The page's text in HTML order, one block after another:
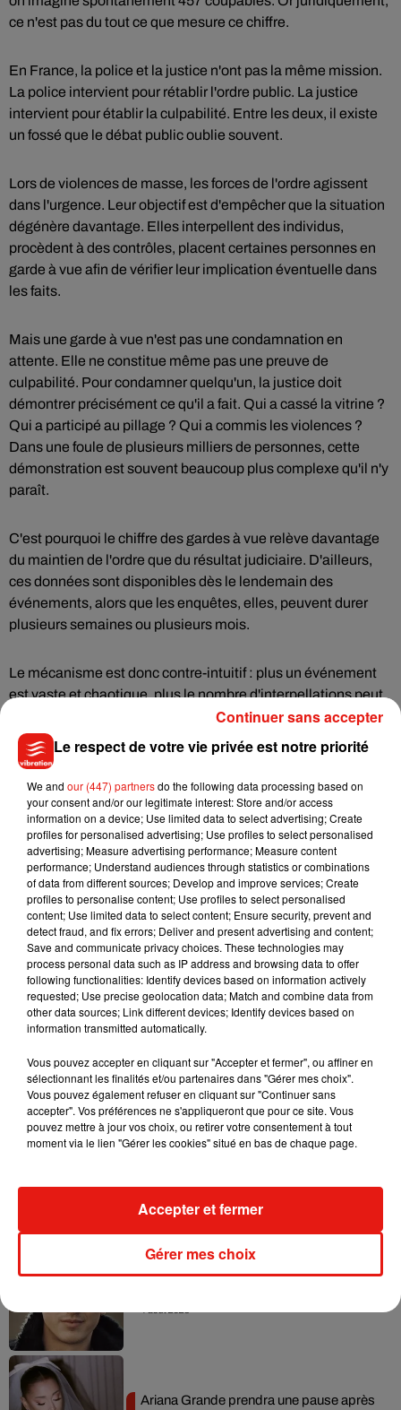
ce n'est pas du tout ce que mesure ce chiffre.
En France, la police et la justice n'ont pas la même mission.
La police intervient pour rétablir l'ordre public. La justice
intervient pour établir la culpabilité. Entre les deux, il existe
un fossé que le débat public oublie souvent.
Lors de violences de masse, les forces de l'ordre agissent
dans l'urgence. Leur objectif est d'empêcher que la situation
dégénère davantage. Elles interpellent des individus,
procèdent à des contrôles, placent certaines personnes en
garde à vue afin de vérifier leur implication éventuelle dans
les faits.
Mais une garde à vue n'est pas une condamnation en
attente. Elle ne constitue même pas une preuve de
culpabilité. Pour condamner quelqu'un, la justice doit
démontrer précisément ce qu'il a fait. Qui a cassé la vitrine ?
Qui a participé au pillage ? Qui a commis les violences ?
Dans une foule de plusieurs milliers de personnes, cette
démonstration est souvent beaucoup plus complexe qu'il n'y
paraît.
C'est pourquoi le chiffre des gardes à vue relève davantage
du maintien de l'ordre que du résultat judiciaire. D'ailleurs,
ces données sont disponibles dès le lendemain des
événements, alors que les enquêtes, elles, peuvent durer
plusieurs semaines ou plusieurs mois.
Le mécanisme est donc contre-intuitif : plus un événement
est vaste et chaotique, plus le nombre d'interpellations peut
être élevé, sans que cela se traduise automatiquement par
un nombre équivalent de condamnations.
Autrement dit, ces chiffres paraissent énormes, mais ils
racontent d'abord l'action des 22 000 forces de l'ordre
mobilisées cette nuit-là, pas encore celle de la justice. Ils
mesurent l'intensité de l'intervention de l'État pour reprendre
le contrôle de la situation, bien davantage que le nombre de
coupables qui seront finalement retenus par les tribunaux.
Réécoutez la chronique :
Musique
5 août 2026
Tiny Desk invite Charlie Puth pour une
Ariana Grande prendra une pause après
Le respect de votre vie privée est notre priorité
We and our (447) partnersdo the following data processing based on
your consent and/or our legitimate interest: Store and/or access
information on a device; Use limited data to select advertising; Create
profiles for personalised advertising; Use profiles to select personalised
advertising; Measure advertising performance; Measure content
performance; Understand audiences through statistics or combinations
of data from different sources; Develop and improve services; Create
profiles to personalise content; Use profiles to select personalised
content; Use limited data to select content; Ensure security, prevent and
detect fraud, and fix errors; Deliver and present advertising and content;
Save and communicate privacy choices. These technologies may
process personal data such as IP address and browsing data to offer
following functionalities: Identify devices based on information actively
requested; Use precise geolocation data; Match and combine data from
other data sources; Link different devices; Identify devices based on
information transmitted automatically.
Vous pouvez accepter en cliquant sur "Accepter et fermer", ou affiner en
sélectionnant les finalités et/ou partenaires dans "Gérer mes choix".
Vous pouvez également refuser en cliquant sur "Continuer sans
accepter". Vos préférences ne s'appliqueront que pour ce site. Vous
pouvez mettre à jour vos choix, ou retirer votre consentement à tout
moment via le lien "Gérer les cookies" situé en bas de chaque page.
Gérer mes choix
Accepter et fermer
Continuer sans accepter